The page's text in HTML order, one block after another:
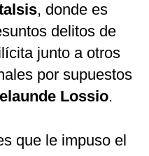
, donde es
delitos de
junto a otros
por supuestos
Lossio.
que le impuso el